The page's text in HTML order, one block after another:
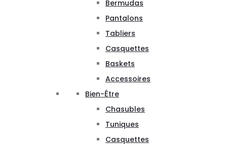
Bermudas
Pantalons
Tabliers
Casquettes
Baskets
Accessoires
Bien-Être
Chasubles
Tuniques
Casquettes